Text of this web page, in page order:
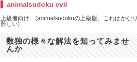
animalsudoku evil
上級者向け (animalsudokuの上級版。これはかなり
難しい)
数独の様々な解法を知ってみませ
んか